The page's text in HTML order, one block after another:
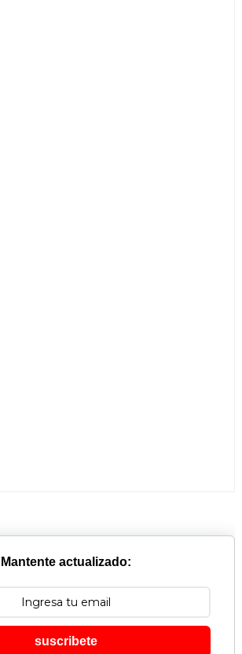
Mantente actualizado:
suscribete